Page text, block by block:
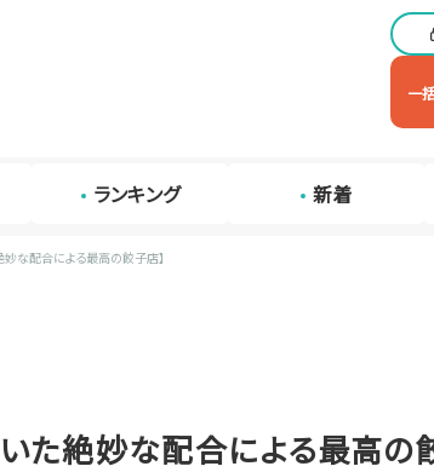
一
ランキング 新着
な配合による最高の餃子店】
た絶妙な配合による最高の